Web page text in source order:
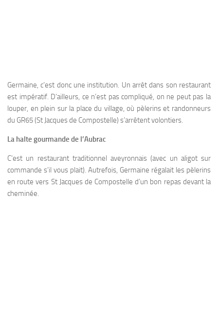
Germaine, c’est donc une institution. Un arrêt dans son restaurant
est impératif. D’ailleurs, ce n’est pas compliqué, on ne peut pas la
louper, en plein sur la place du village, où pèlerins et randonneurs
du GR65 (St Jacques de Compostelle) s’arrêtent volontiers.
La halte gourmande de l’Aubrac
C’est un restaurant traditionnel aveyronnais (avec un aligot sur
commande s’il vous plait). Autrefois, Germaine régalait les pèlerins
en route vers St Jacques de Compostelle d’un bon repas devant la
cheminée.